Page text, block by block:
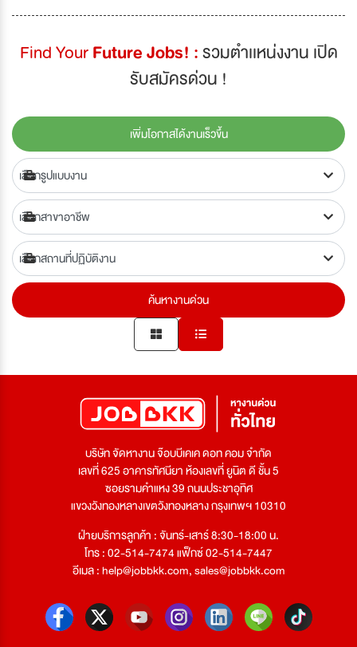
Find YourFuture Jobs! :รวมตำเเหน่งงาน เปิด
รับสมัครด่วน !
เพิ่มโอกาสได้งานเร็วขึ้น
ค้นหางานด่วน
บริษัท จัดหางาน จ๊อบบีเคเค ดอท คอม จำกัด
เลขที่ 625 อาคารทัศนียา ห้องเลขที่ ยูนิต ดี ชั้น 5
ซอยรามคำแหง 39 ถนนประชาอุทิศ
แขวงวังทองหลางเขตวังทองหลาง กรุงเทพฯ 10310
ฝ่ายบริการลูกค้า : จันทร์-เสาร์ 8:30-18:00 น.
โทร : 02-514-7474 แฟ็กซ์ 02-514-7447
อีเมล :help@jobbkk.com,sales@jobbkk.com